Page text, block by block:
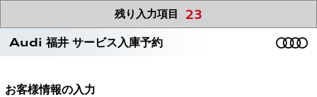
Audi 福井 サービス入庫予約
お客様情報の入力
残り入力項目 23